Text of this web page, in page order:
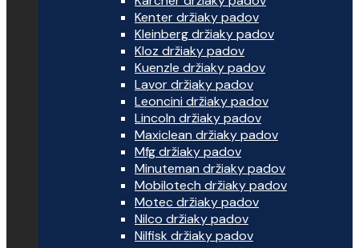
Kenter držiaky padov
Kleinberg držiaky padov
Kloz držiaky padov
Kuenzle držiaky padov
Lavor držiaky padov
Leoncini držiaky padov
Lincoln držiaky padov
Maxiclean držiaky padov
Mfg držiaky padov
Minuteman držiaky padov
Mobilotech držiaky padov
Motec držiaky padov
Nilco držiaky padov
Nilfisk držiaky padov